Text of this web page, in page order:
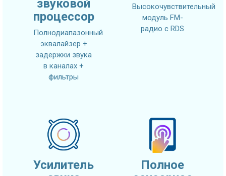
звуковой
процессор
Полнодиапазонный
эквалайзер +
задержки звука
в каналах +
фильтры
Высокочувствительный
модуль FM-
радио с RDS
Усилитель
Полное